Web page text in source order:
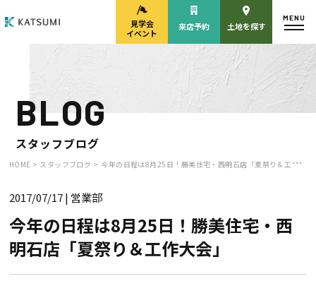
モデルハウス
来場予約
見学会・
来店予約
HOME
見学会
イベント
来店予約 土地を探す
MENU
BLOG
スタッフブログ
HOME > スタッフブログ > 今年の日程は8月25日！勝美住宅・西明石店「夏祭り＆工作大会」
2017/07/17| 営業部
今年の日程は8月25日！勝美住宅・西
明石店「夏祭り＆工作大会」